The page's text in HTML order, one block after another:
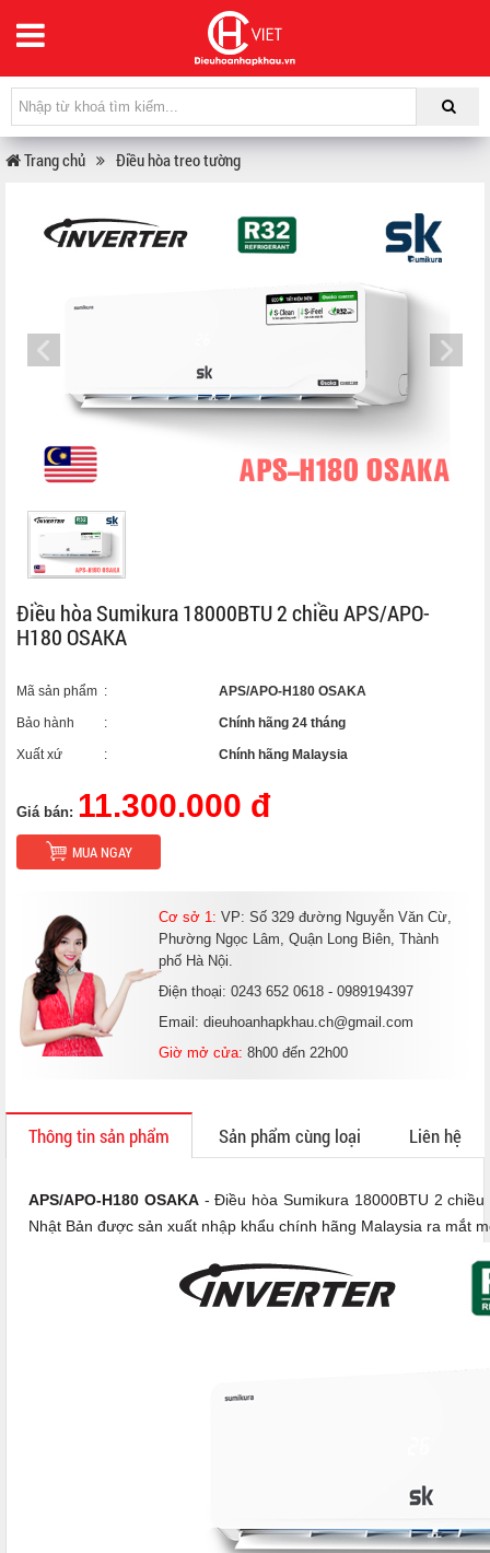
Trang chủ Điều hòa treo tường
Điều hòa Sumikura 18000BTU 2 chiều APS/APO-
H180 OSAKA
Mã sản phẩm : APS/APO-H180 OSAKA
Bảo hành : Chính hãng 24 tháng
Xuất xứ : Chính hãng Malaysia
Giá bán: 11.300.000 đ
MUA NGAY
Cơ sở 1: VP: Số 329 đường Nguyễn Văn Cừ,
Phường Ngọc Lâm, Quận Long Biên, Thành
phố Hà Nội.
Điện thoại: 0243 652 0618 - 0989194397
Email: dieuhoanhapkhau.ch@gmail.com
Giờ mở cửa: 8h00 đến 22h00
Thông tin sản phẩm Sản phẩm cùng loại Liên hệ
APS/APO-H180 OSAKA- Điều hòa Sumikura 18000BTU 2
Nhật Bản được sản xuất nhập khẩu chính hãng Malaysia ra mắt